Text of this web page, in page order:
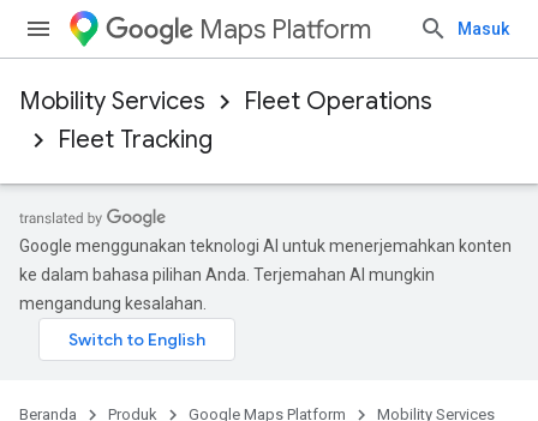
Maps Platform Masuk
Mobility Services
Fleet Operations
Fleet Tracking
Google menggunakan teknologi AI untuk menerjemahkan konten
ke dalam bahasa pilihan Anda. Terjemahan AI mungkin
mengandung kesalahan.
Beranda Produk Google Maps Platform
Mobility Services